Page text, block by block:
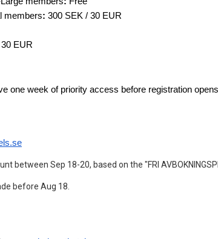
members: 300 SEK / 30 EUR
EUR
one week of priority access before registration
between Sep 18-20, based on the "FRI
before Aug 18.